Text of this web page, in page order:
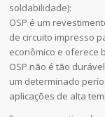
soldabilidade):
OSP é um
de circuito impresso
econômico e oferece
OSP não é tão
um determinado
aplicações de alta